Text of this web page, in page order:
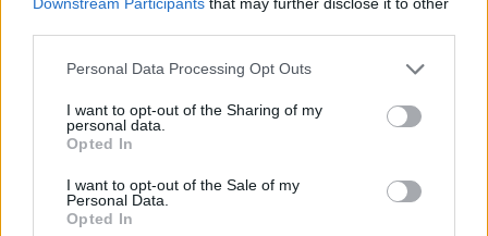
Personal Data Processing Opt Outs
I want to opt-out of the Sharing of my
personal data.
Opted In
I want to opt-out of the Sale of my
Personal Data.
Opted In
een review voor een medicijn. Voor het delen van ervaringen is
geen medische kennis noodzakelijk. Op deze manier geven de
reviews alleen een beeld van de ervaring van de schrijvers en niet
ervaringen kunnen verschillen van persoon tot persoon en dat u
voor medisch advies altijd contact op moet nemen met uw arts of